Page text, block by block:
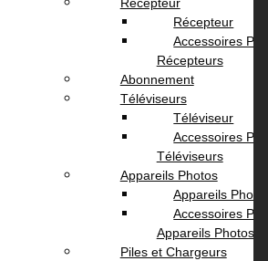
Contactez Nous
politique de confidentialité
Nos Services
Service Client
Paiement
Votre Compte
Récepteur
Accessoires Pour
Récepteurs
Abonnement
Téléviseurs
Téléviseur
Accessoires Pour
Téléviseurs
Appareils Photos
Appareils Photo
Accessoires Pour
Appareils Photos
Piles et Chargeurs